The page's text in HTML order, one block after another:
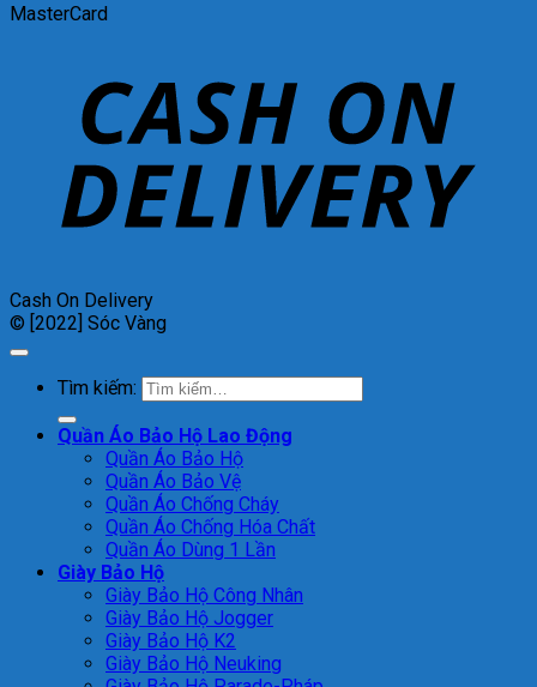
MasterCard
Cash On Delivery
© [2022] Sóc Vàng
Tìm kiếm:
Quần Áo Bảo Hộ Lao Động
Quần Áo Bảo Hộ
Quần Áo Bảo Vệ
Quần Áo Chống Cháy
Quần Áo Chống Hóa Chất
Quần Áo Dùng 1 Lần
Giày Bảo Hộ
Giày Bảo Hộ Công Nhân
Giày Bảo Hộ Jogger
Giày Bảo Hộ K2
Giày Bảo Hộ Neuking